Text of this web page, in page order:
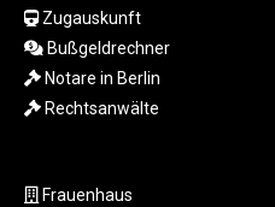
Zugauskunft
Bußgeldrechner
Notare in Berlin
Rechtsanwälte
Frauenhaus